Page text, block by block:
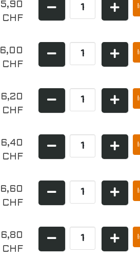
5,90
CHF
6,00
CHF
6,20
CHF
6,40
CHF
6,60
CHF
6,80
CHF